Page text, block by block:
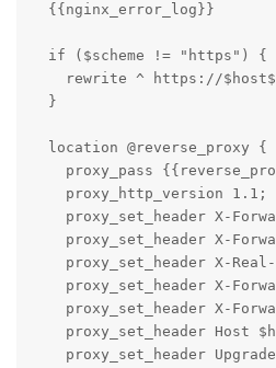
  {{nginx_error_log}}
  if ($scheme != "https") {
rewrite ^ https://
  }
  location @reverse_proxy {
proxy_pass
    proxy_http_version 1.1;
proxy_set_header X-
proxy_set_header X-
proxy_set_header X-
proxy_set_header X-
proxy_set_header X-
proxy_set_header Host
proxy_set_header